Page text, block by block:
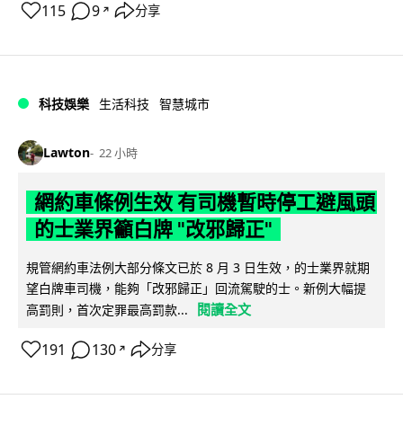
115 9 ↗ 分享
科技娛樂 生活科技 智慧城市
Lawton 22 小時
網約車條例生效 有司機暫時停工避風頭
的士業界籲白牌 "改邪歸正"
規管網約車法例大部分條文已於 8 月 3 日生效，的士業界就期
望白牌車司機，能夠「改邪歸正」回流駕駛的士。新例大幅提
高罰則，首次定罪最高罰款...
閱讀全文
191 130 ↗ 分享